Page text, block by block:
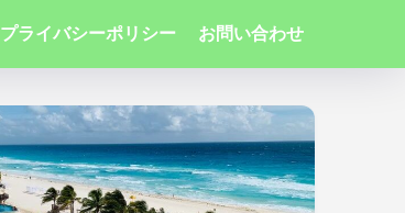
プライバシーポリシー お問い合わせ